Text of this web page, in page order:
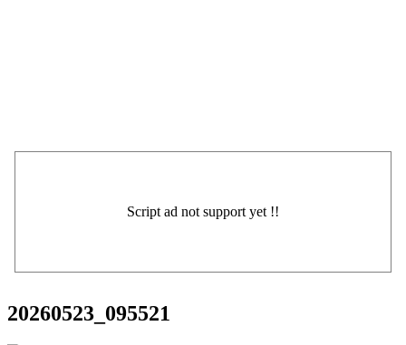
20260523_095521